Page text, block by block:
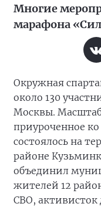
Многие
марафона
Окружная
около 130
Москвы.
приуроченное
состоялось на
районе
объединил
жителей 12
СВО,